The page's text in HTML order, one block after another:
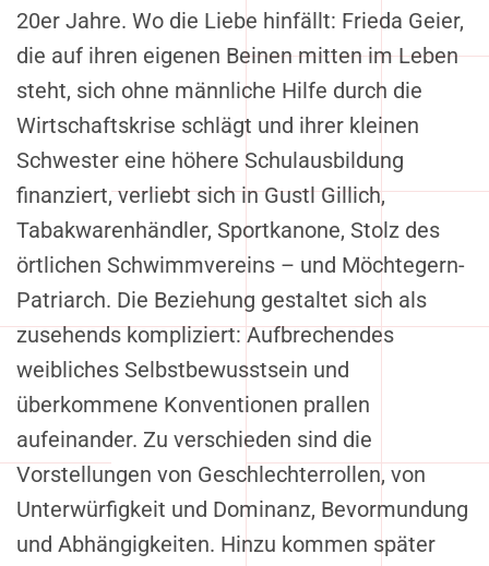
20er Jahre. Wo die Liebe hinfällt: Frieda Geier,
die auf ihren eigenen Beinen mitten im Leben
steht, sich ohne männliche Hilfe durch die
Wirtschaftskrise schlägt und ihrer kleinen
Schwester eine höhere Schulausbildung
finanziert, verliebt sich in Gustl Gillich,
Tabakwarenhändler, Sportkanone, Stolz des
örtlichen Schwimmvereins – und Möchtegern-
Patriarch. Die Beziehung gestaltet sich als
zusehends kompliziert: Aufbrechendes
weibliches Selbstbewusstsein und
überkommene Konventionen prallen
aufeinander. Zu verschieden sind die
Vorstellungen von Geschlechterrollen, von
Unterwürfigkeit und Dominanz, Bevormundung
und Abhängigkeiten. Hinzu kommen später